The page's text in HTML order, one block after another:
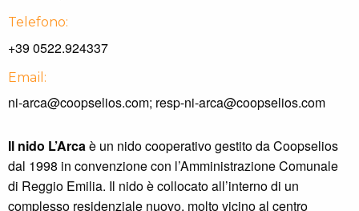
Telefono:
+39 0522.924337
Email:
ni-arca@coopselios.com; resp-ni-arca@coopselios.com
Il nido L’Arcaè un nido cooperativo gestito da Coopselios
dal 1998 in convenzione con l’Amministrazione Comunale
di Reggio Emilia. Il nido è collocato all’interno di un
complesso residenziale nuovo, molto vicino al centro